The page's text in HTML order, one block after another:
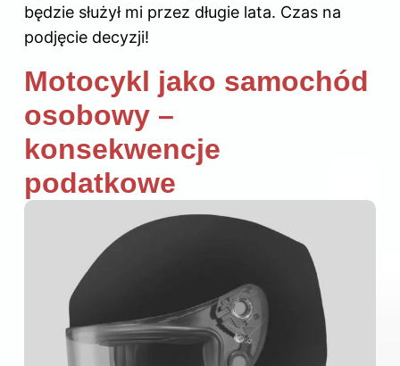
będzie służył mi przez długie lata. Czas na
podjęcie decyzji!
Motocykl jako samochód
osobowy –
konsekwencje
podatkowe